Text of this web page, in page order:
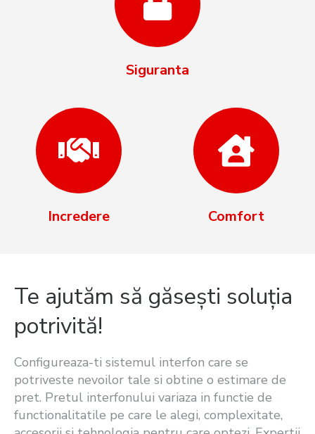
Siguranta
Incredere Comfort
Te ajutăm să găsești soluția
potrivită!
Configureaza-ti sistemul interfon care se
potriveste nevoilor tale si obtine o estimare de
pret. Pretul interfonului variaza in functie de
functionalitatile pe care le alegi, complexitate,